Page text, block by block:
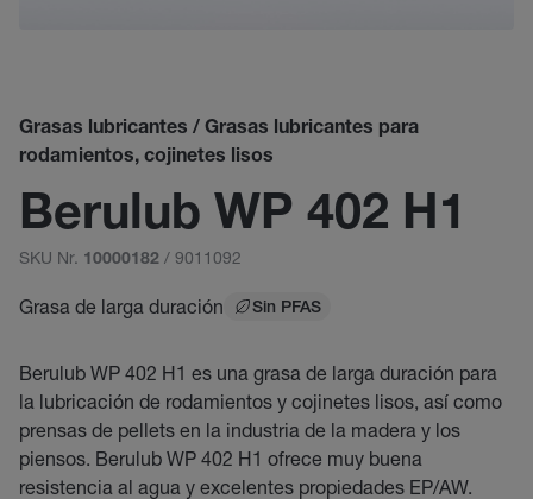
Grasas lubricantes / Grasas lubricantes para
rodamientos, cojinetes lisos
Berulub WP 402 H1
SKU Nr. 10000182 / 9011092
Grasa de larga duración Sin PFAS
Berulub WP 402 H1 es una grasa de larga duración para
la lubricación de rodamientos y cojinetes lisos, así como
prensas de pellets en la industria de la madera y los
piensos. Berulub WP 402 H1 ofrece muy buena
resistencia al agua y excelentes propiedades EP/AW.